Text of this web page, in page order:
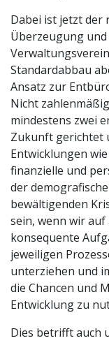
Dabei ist jetzt der
Überzeugung
Standardabbau
Ansatz zur
Nicht
mindestens zwei
Zukunft gerichtet
Entwicklungen
finanzielle und
der
bewältigenden
sein, wenn wir
konsequente
jeweiligen
unterziehen und
die Chancen und
Entwicklung zu
Dies betrifft auch